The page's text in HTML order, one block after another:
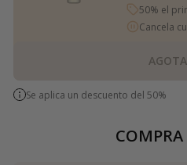
50% el
Cancela
Se aplica un descuento del 50%